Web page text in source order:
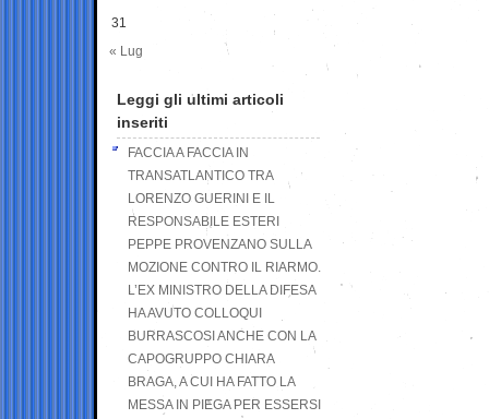
31
« Lug
Leggi gli ultimi articoli
inseriti
FACCIA A FACCIA IN
TRANSATLANTICO TRA
LORENZO GUERINI E IL
RESPONSABILE ESTERI
PEPPE PROVENZANO SULLA
MOZIONE CONTRO IL RIARMO.
L’EX MINISTRO DELLA DIFESA
HA AVUTO COLLOQUI
BURRASCOSI ANCHE CON LA
CAPOGRUPPO CHIARA
BRAGA, A CUI HA FATTO LA
MESSA IN PIEGA PER ESSERSI